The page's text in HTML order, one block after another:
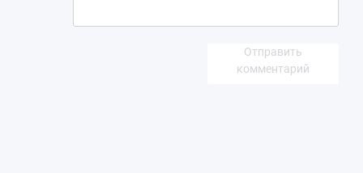
Отправить
комментарий